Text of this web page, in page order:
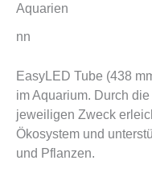
Aquarien
nn
EasyLED Tube (438
im Aquarium. Durch
jeweiligen Zweck
Ökosystem und
und Pflanzen.